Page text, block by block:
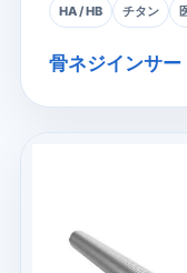
HA / HB チタン
骨ネジインサー